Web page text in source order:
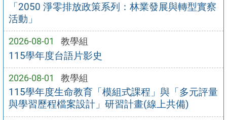
「2050 淨零排放政策系列：林業發展與轉型實察
活動」
2026-08-01 教學組
115學年度台語片影史
2026-08-01 教學組
115學年度生命教育「模組式課程」與「多元評量
與學習歷程檔案設計」研習計畫(線上共備)